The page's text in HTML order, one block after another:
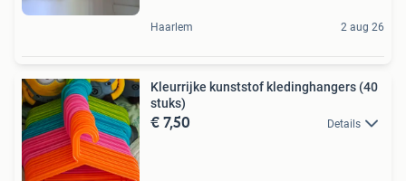
Haarlem 2 aug 26
Kleurrijke kunststof kledinghangers (40
stuks)
€ 7,50 Details